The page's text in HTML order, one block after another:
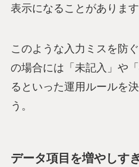
表示になることがあります
このような入力ミスを防
の場合には「未記入」や
るといった運用ルールを
う。
データ項目を増やしす